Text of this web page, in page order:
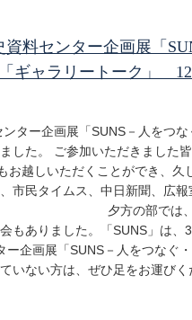
資料センター企画展「
ギャラリートーク」
ター企画展「SUNS－人をつ
した。 ご参加いただきました
お越しいただくことができ、
は、市民タイムス、中日
、信大で教壇
もありました。「SUNS」は
ー企画展「SUNS－人をつなぐ
いない方は、ぜひ足をお運びく